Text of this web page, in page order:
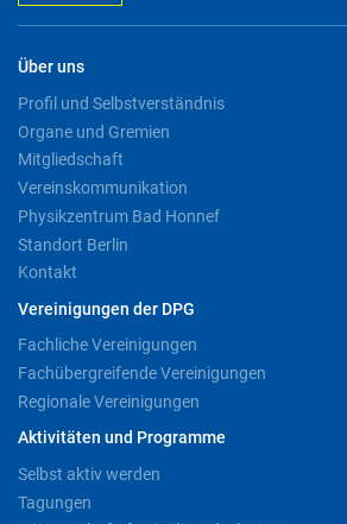
Über uns
Profil und Selbstverständnis
Organe und Gremien
Mitgliedschaft
Vereinskommunikation
Physikzentrum Bad Honnef
Standort Berlin
Kontakt
Vereinigungen der DPG
Fachliche Vereinigungen
Fachübergreifende Vereinigungen
Regionale Vereinigungen
Aktivitäten und Programme
Selbst aktiv werden
Tagungen